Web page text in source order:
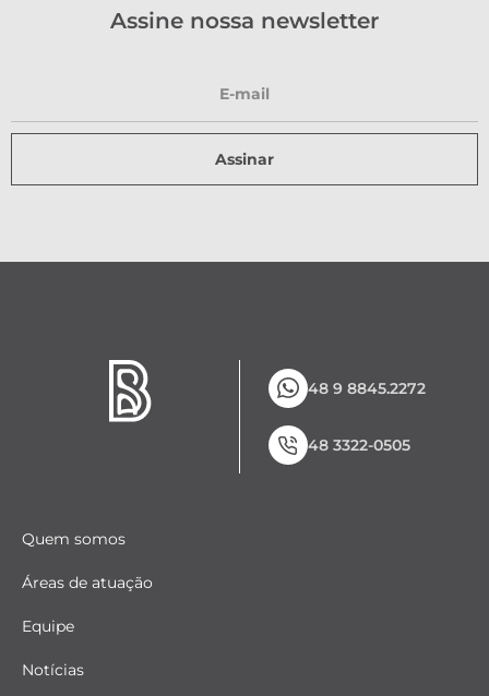
Assine nossa newsletter
Assinar
48 9 8845.2272
48 3322-0505
Quem somos
Áreas de atuação
Equipe
Notícias